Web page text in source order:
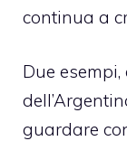
continua a
Due
guardare